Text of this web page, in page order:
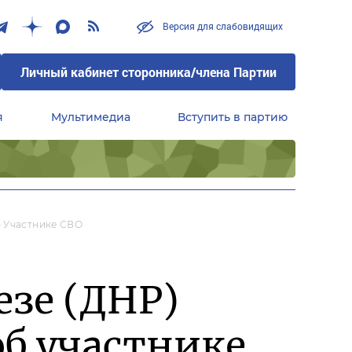
Версия для слабовидящих
Личный кабинет сторонника/члена Партии
Мультимедиа Вступить в партию
СВО
(ДНР)